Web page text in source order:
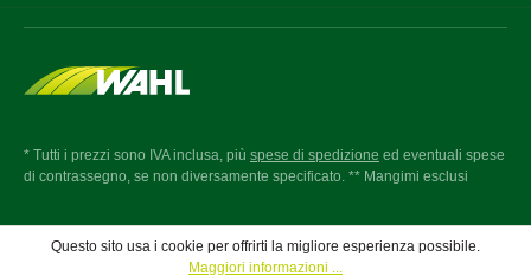
* Tutti i prezzi sono IVA inclusa, più spese di spedizione ed eventuali spese
di contrassegno, se non diversamente specificato. ** Mangimi esclusi
Questo sito usa i cookie per offrirti la migliore esperienza possibile.
Maggiori informazioni ...